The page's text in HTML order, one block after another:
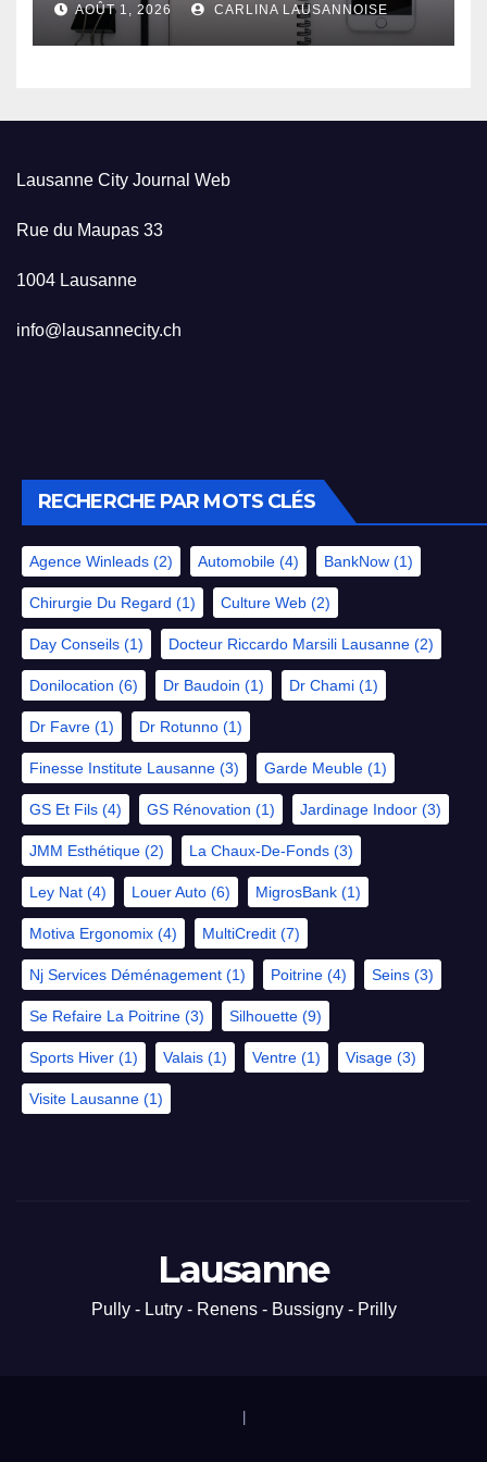
AOÛT 1, 2026 CARLINA LAUSANNOISE
Lausanne City Journal Web
Rue du Maupas 33
1004 Lausanne
info@lausannecity.ch
RECHERCHE PAR MOTS CLÉS
Agence Winleads (2) Automobile (4) BankNow (1)
Chirurgie Du Regard (1) Culture Web (2)
Day Conseils (1) Docteur Riccardo Marsili Lausanne (2)
Donilocation (6) Dr Baudoin (1) Dr Chami (1)
Dr Favre (1) Dr Rotunno (1)
Finesse Institute Lausanne (3) Garde Meuble (1)
GS Et Fils (4) GS Rénovation (1) Jardinage Indoor (3)
JMM Esthétique (2) La Chaux-De-Fonds (3)
Ley Nat (4) Louer Auto (6) MigrosBank (1)
Motiva Ergonomix (4) MultiCredit (7)
Nj Services Déménagement (1) Poitrine (4) Seins (3)
Se Refaire La Poitrine (3) Silhouette (9)
Sports Hiver (1) Valais (1) Ventre (1) Visage (3)
Visite Lausanne (1)
Lausanne
Pully - Lutry - Renens - Bussigny - Prilly
|